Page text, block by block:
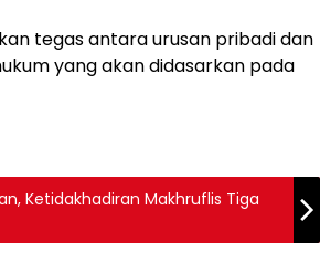
tegas antara urusan pribadi dan
yang akan didasarkan pada
Ketidakhadiran Makhruflis Tiga